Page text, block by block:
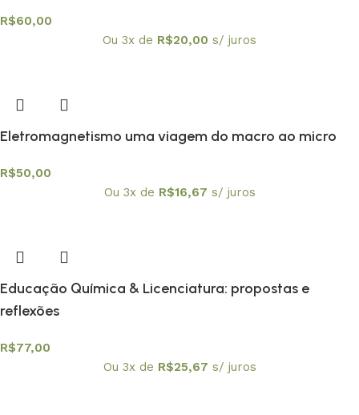
R$60,00
Ou 3x de R$20,00 s/ juros
Eletromagnetismo uma viagem do macro ao micro
R$50,00
Ou 3x de R$16,67 s/ juros
Educação Química & Licenciatura: propostas e
reflexões
R$77,00
Ou 3x de R$25,67 s/ juros